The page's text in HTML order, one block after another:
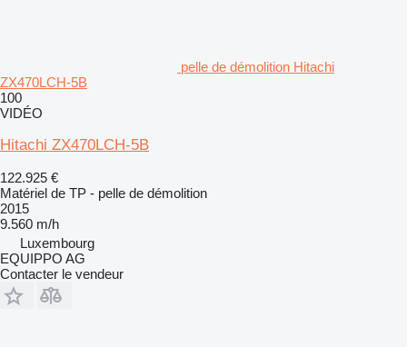
pelle de démolition Hitachi
ZX470LCH-5B
100
VIDÉO
Hitachi ZX470LCH-5B
122.925 €
Matériel de TP - pelle de démolition
2015
9.560 m/h
Luxembourg
EQUIPPO AG
Contacter le vendeur